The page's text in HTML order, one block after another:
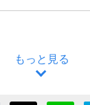
もっと見る